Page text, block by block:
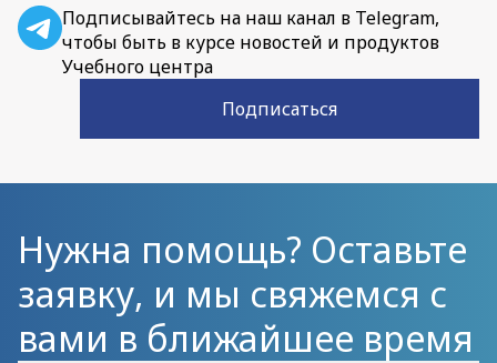
Подписывайтесь на наш канал в Telegram,
чтобы быть в курсе новостей и продуктов
Учебного центра
Подписаться
Нужна помощь? Оставьте
заявку, и мы свяжемся с
вами в ближайшее время